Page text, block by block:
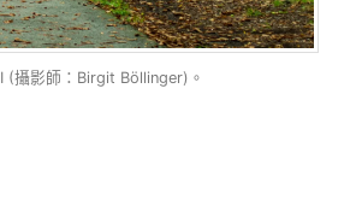
(攝影師：Birgit Böllinger)。